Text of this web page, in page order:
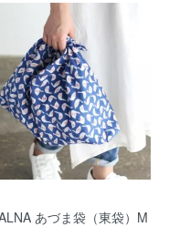
あづま袋（東袋）M